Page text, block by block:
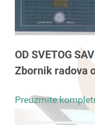
OD SVETOG
Zbornik radova
Preuzmite